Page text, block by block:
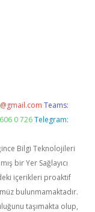
Teams:
0 726 Telegram:
Bilgi Teknolojileri
bir Yer Sağlayıcı
içerikleri proaktif
bulunmamaktadır.
taşımakta olup,